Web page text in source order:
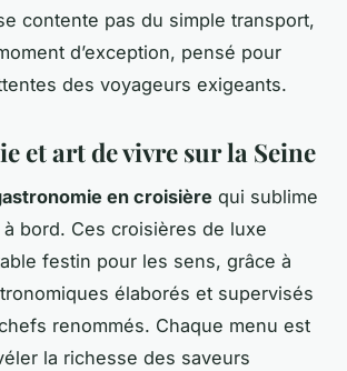
contente pas du simple transport,
d’exception, pensé pour
des voyageurs exigeants.
et art de vivre sur la Seine
en croisière qui sublime
bord. Ces croisières de luxe
festin pour les sens, grâce à
élaborés et supervisés
renommés. Chaque menu est
la richesse des saveurs